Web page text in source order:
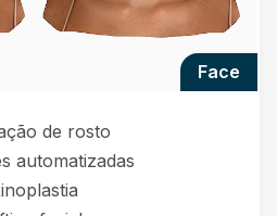
face
de rosto
automatizadas